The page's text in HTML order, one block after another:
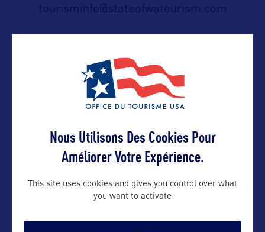
tourisminfo@stateofwatourism.com
Suivre
VOIR LE SITE
Nous Utilisons Des Cookies Pour
Améliorer Votre Expérience.
This site uses cookies and gives you control over what
you want to activate